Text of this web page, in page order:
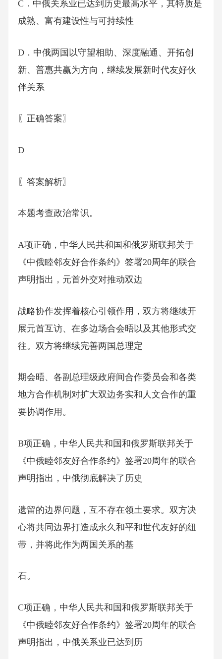
C．中俄关系业已达到历史最高水平，其特质是
成熟、富有建设性与可持续性
D．中俄两国以守望相助、深度融通、开拓创
新、普惠共赢为方向，继续发展新时代友好伙
伴关系
〖正确答案〗
D
〖答案解析〗
本题考查政治常识。
A项正确，中华人民共和国和俄罗斯联邦关于
《中俄睦邻友好合作条约》签署20周年的联合
声明指出，元首外交对推动双边
战略协作发挥着核心引领作用，双方将继续开
展元首互访、在多边场合会晤以及其他形式交
往。双方将继续完善两国总理定
期会晤、各副总理级政府间合作委员会和各类
地方合作机制对扩大双边务实和人文合作的重
要协调作用。
B项正确，中华人民共和国和俄罗斯联邦关于
《中俄睦邻友好合作条约》签署20周年的联合
声明指出，中俄彻底解决了历史
遗留的边界问题，互不存在领土要求。双方决
心将共同边界打造成永久和平和世代友好的纽
带，并将此作为两国关系的基
石。
C项正确，中华人民共和国和俄罗斯联邦关于
《中俄睦邻友好合作条约》签署20周年的联合
声明指出，中俄关系业已达到历